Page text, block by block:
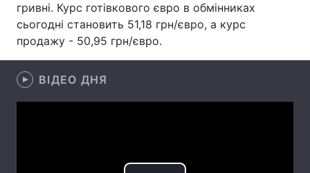
Лонгріди
Відео з Youtube
Інтерв'ю
гривні. Курс готівкового євро в обмінниках
сьогодні становить 51,18 грн/євро, а курс
продажу - 50,95 грн/євро.
ВІДЕО ДНЯ